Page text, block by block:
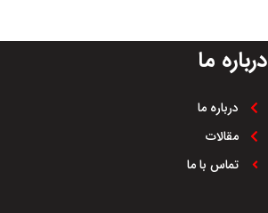
درباره ما
درباره ما
مقالات
تماس با ما